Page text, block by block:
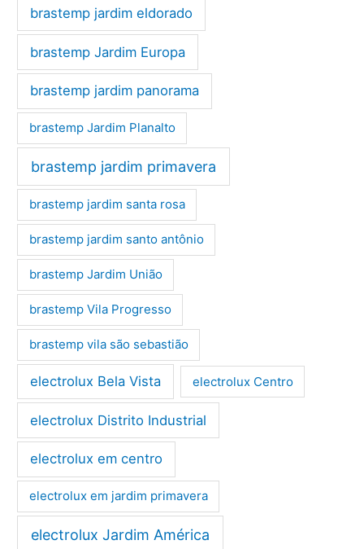
brastemp jardim eldorado
brastemp Jardim Europa
brastemp jardim panorama
brastemp Jardim Planalto
brastemp jardim primavera
brastemp jardim santa rosa
brastemp jardim santo antônio
brastemp Jardim União
brastemp Vila Progresso
brastemp vila são sebastião
electrolux Bela Vista electrolux Centro
electrolux Distrito Industrial
electrolux em centro
electrolux em jardim primavera
electrolux Jardim América